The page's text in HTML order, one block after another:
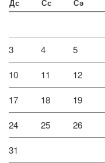
Дс Сс Сә
3 4 5
10 11 12
17 18 19
24 25 26
31